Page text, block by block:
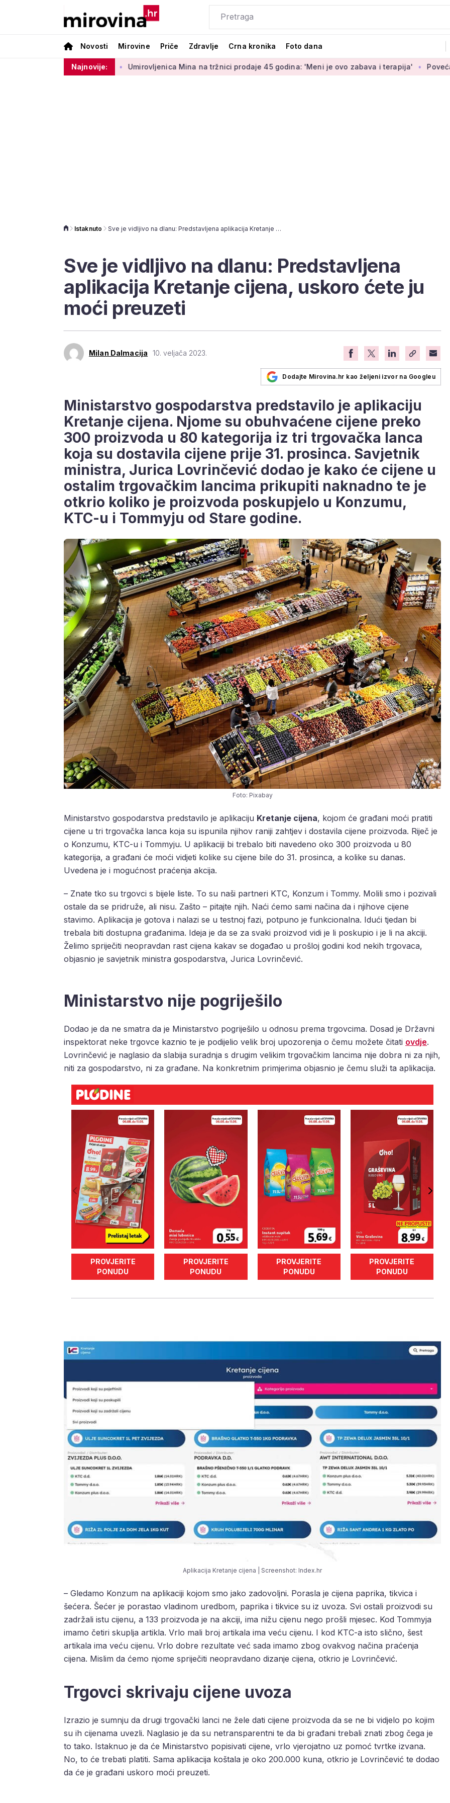
Novosti Mirovine Priče Zdravlje Crna kronika Foto dana
Najnovije:
Umirovljenica Mina na tržnici prodaje 45 godina: 'Meni je ovo zabava i terapija' Povećanje
Istaknuto Sve je vidljivo na dlanu: Predstavljena aplikacija Kretanje cijena, uskoro ćete ju moći preuzeti
Sve je vidljivo na dlanu: Predstavljena
aplikacija Kretanje cijena, uskoro ćete ju
moći preuzeti
Milan Dalmacija 10. veljača 2023.
Dodajte Mirovina.hr kao željeni izvor na Googleu
Ministarstvo gospodarstva predstavilo je aplikaciju
Kretanje cijena. Njome su obuhvaćene cijene preko
300 proizvoda u 80 kategorija iz tri trgovačka lanca
koja su dostavila cijene prije 31. prosinca. Savjetnik
ministra, Jurica Lovrinčević dodao je kako će cijene u
ostalim trgovačkim lancima prikupiti naknadno te je
otkrio koliko je proizvoda poskupjelo u Konzumu,
KTC-u i Tommyju od Stare godine.
Foto: Pixabay
Ministarstvo gospodarstva predstavilo je aplikaciju Kretanje cijena, kojom će građani moći pratiti
cijene u tri trgovačka lanca koja su ispunila njihov raniji zahtjev i dostavila cijene proizvoda. Riječ je
o Konzumu, KTC-u i Tommyju. U aplikaciji bi trebalo biti navedeno oko 300 proizvoda u 80
kategorija, a građani će moći vidjeti kolike su cijene bile do 31. prosinca, a kolike su danas.
Uvedena je i mogućnost praćenja akcija.
– Znate tko su trgovci s bijele liste. To su naši partneri KTC, Konzum i Tommy. Molili smo i pozivali
ostale da se pridruže, ali nisu. Zašto – pitajte njih. Naći ćemo sami načina da i njihove cijene
stavimo. Aplikacija je gotova i nalazi se u testnoj fazi, potpuno je funkcionalna. Idući tjedan bi
trebala biti dostupna građanima. Ideja je da se za svaki proizvod vidi je li poskupio i je li na akciji.
Želimo spriječiti neopravdan rast cijena kakav se događao u prošloj godini kod nekih trgovaca,
objasnio je savjetnik ministra gospodarstva, Jurica Lovrinčević.
Ministarstvo nije pogriješilo
Dodao je da ne smatra da je Ministarstvo pogriješilo u odnosu prema trgovcima. Dosad je Državni
inspektorat neke trgovce kaznio te je podijelio velik broj upozorenja o čemu možete čitati ovdje.
Lovrinčević je naglasio da slabija suradnja s drugim velikim trgovačkim lancima nije dobra ni za njih,
niti za gospodarstvo, ni za građane. Na konkretnim primjerima objasnio je čemu služi ta aplikacija.
PROVJERITE
PONUDU
PROVJERITE
PONUDU
PROVJERITE
PONUDU
PROVJERITE
PONUDU
Aplikacija Kretanje cijena | Screenshot: Index.hr
– Gledamo Konzum na aplikaciji kojom smo jako zadovoljni. Porasla je cijena paprika, tikvica i
šećera. Šećer je porastao vladinom uredbom, paprika i tikvice su iz uvoza. Svi ostali proizvodi su
zadržali istu cijenu, a 133 proizvoda je na akciji, ima nižu cijenu nego prošli mjesec. Kod Tommyja
imamo četiri skuplja artikla. Vrlo mali broj artikala ima veću cijenu. I kod KTC-a isto slično, šest
artikala ima veću cijenu. Vrlo dobre rezultate već sada imamo zbog ovakvog načina praćenja
cijena. Mislim da ćemo njome spriječiti neopravdano dizanje cijena, otkrio je Lovrinčević.
Trgovci skrivaju cijene uvoza
Izrazio je sumnju da drugi trgovački lanci ne žele dati cijene proizvoda da se ne bi vidjelo po kojim
su ih cijenama uvezli. Naglasio je da su netransparentni te da bi građani trebali znati zbog čega je
to tako. Istaknuo je da će Ministarstvo popisivati cijene, vrlo vjerojatno uz pomoć tvrtke izvana.
No, to će trebati platiti. Sama aplikacija koštala je oko 200.000 kuna, otkrio je Lovrinčević te dodao
da će je građani uskoro moći preuzeti.